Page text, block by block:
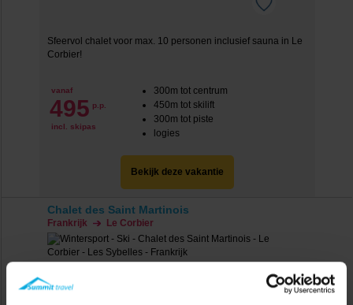
Sfeervol chalet voor max. 10 personen inclusief sauna in Le
Corbier!
vanaf
495 p.p.
incl. skipas
300m tot centrum
450m tot skilift
300m tot piste
logies
Bekijk deze vakantie
Chalet des Saint Martinois
Frankrijk Le Corbier